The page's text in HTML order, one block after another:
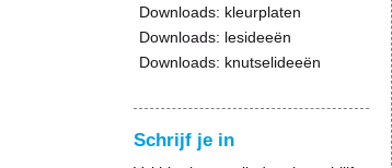
Downloads: kleurplaten
Downloads: lesideeën
Downloads: knutselideeën
Schrijf je in